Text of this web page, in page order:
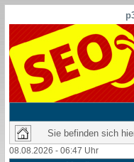
Sie befinden sich
08.08.2026 - 06:47 Uhr